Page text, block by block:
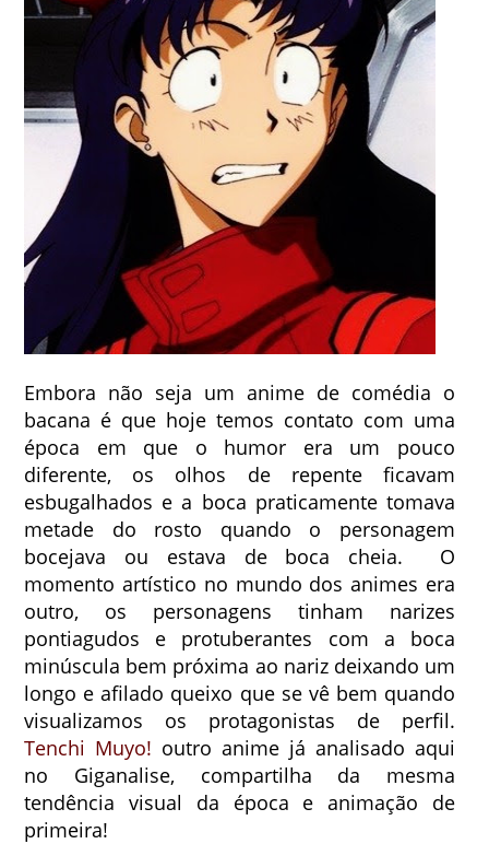
Embora não seja um anime de comédia o
bacana é que hoje temos contato com uma
época em que o humor era um pouco
diferente, os olhos de repente ficavam
esbugalhados e a boca praticamente tomava
metade do rosto quando o personagem
bocejava ou estava de boca cheia. O
momento artístico no mundo dos animes era
outro, os personagens tinham narizes
pontiagudos e protuberantes com a boca
minúscula bem próxima ao nariz deixando um
longo e afilado queixo que se vê bem quando
visualizamos os protagonistas de perfil.
Tenchi Muyo! outro anime já analisado aqui
no Giganalise, compartilha da mesma
tendência visual da época e animação de
primeira!